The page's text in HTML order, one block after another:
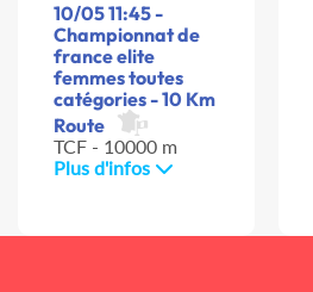
10/05 11:45 -
Championnat de
france elite
femmes toutes
catégories - 10 Km
Route
TCF - 10000 m
Plus d'infos